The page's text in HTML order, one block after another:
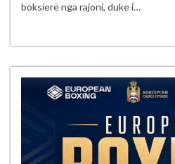
boksierë nga rajoni, duke i…